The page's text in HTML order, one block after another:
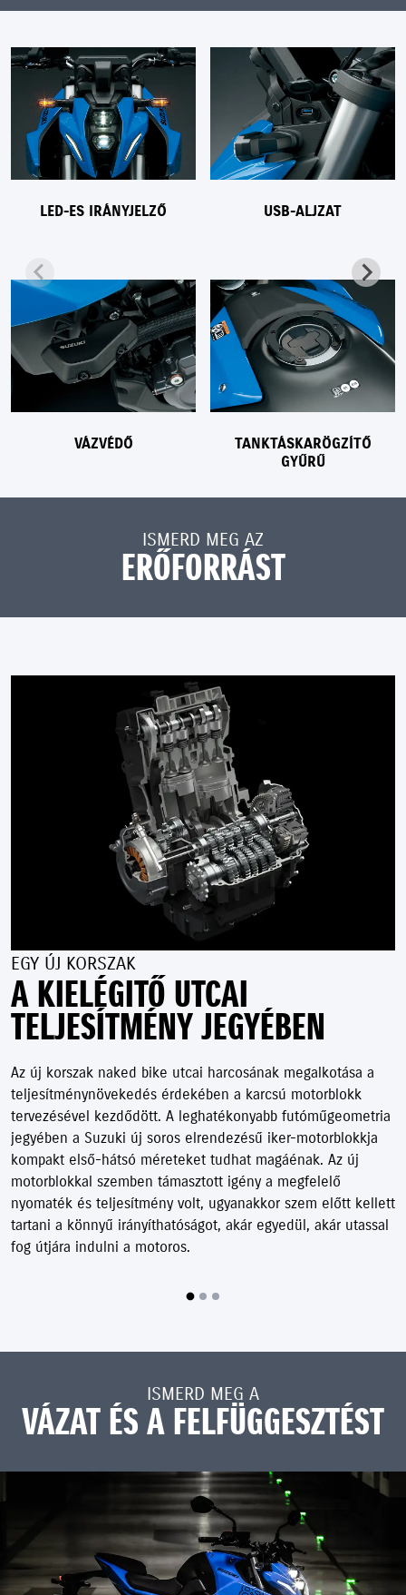
LED-ES IRÁNYJELZŐ USB-ALJZAT
VÁZVÉDŐ
TANKTÁSKARÖGZÍTŐ
GYŰRŰ
ISMERD MEG AZ
ERŐFORRÁST
EGY ÚJ KORSZAK
A KIELÉGITŐ UTCAI
TELJESÍTMÉNY JEGYÉBEN
Az új korszak naked bike utcai harcosának megalkotása a
teljesítménynövekedés érdekében a karcsú motorblokk
tervezésével kezdődött. A leghatékonyabb futóműgeometria
jegyében a Suzuki új soros elrendezésű iker-motorblokkja
kompakt első-hátsó méreteket tudhat magáénak. Az új
motorblokkal szemben támasztott igény a megfelelő
nyomaték és teljesítmény volt, ugyanakkor szem előtt kellett
tartani a könnyű irányíthatóságot, akár egyedül, akár utassal
fog útjára indulni a motoros.
ISMERD MEG A
VÁZAT ÉS A FELFÜGGESZTÉST